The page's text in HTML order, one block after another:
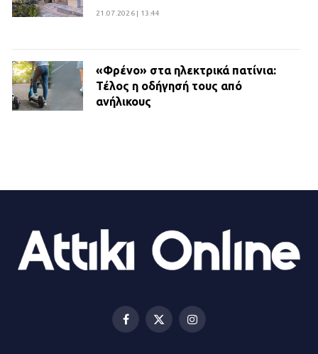
21.07.2026 | 13:44
«Φρένο» στα ηλεκτρικά πατίνια:
Τέλος η οδήγησή τους από
ανήλικους
Βριλήσσια: Αυτοκίνητο έσπασε
τζαμαρία και μπήκε μέσα σε μαγαζί
Facebook
X
Instagram